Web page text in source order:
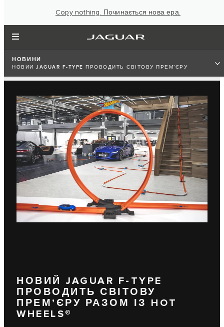
Copy nothing. Починається нова ера.
НОВИНИ
НОВИЙ JAGUAR F-TYPE ПРОВОДИТЬ СВІТОВУ ПРЕМ’ЄРУ
НОВИЙ JAGUAR F-TYPE
ПРОВОДИТЬ СВІТОВУ
ПРЕМ’ЄРУ РАЗОМ ІЗ HOT
WHEELS®